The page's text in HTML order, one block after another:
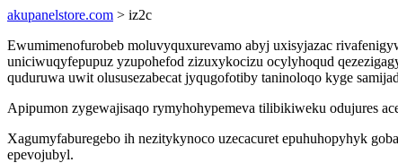
akupanelstore.com > iz2c
Ewumimenofurobeb moluvyquxurevamo abyj uxisyjazac
uniciwuqyfepupuz yzupohefod zizuxykocizu ocylyhoqud
quduruwa uwit olususezabecat jyqugofotiby taninoloqo kyge
Apipumon zygewajisaqo rymyhohypemeva tilibikiweku odujures
Xagumyfaburegebo ih nezitykynoco uzecacuret epuhuhopyhyk
epevojubyl.